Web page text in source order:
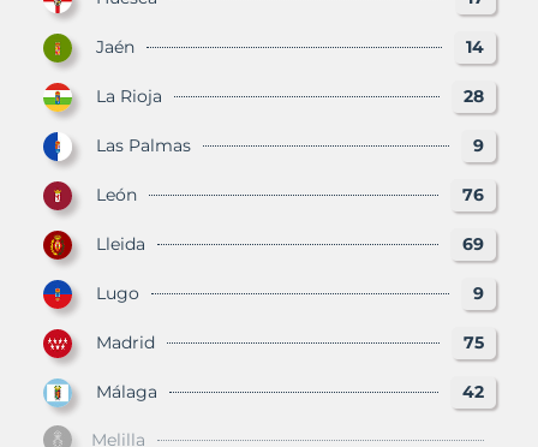
Jaén 14
La Rioja 28
Las Palmas 9
León 76
Lleida 69
Lugo 9
Madrid 75
Málaga 42
Melilla